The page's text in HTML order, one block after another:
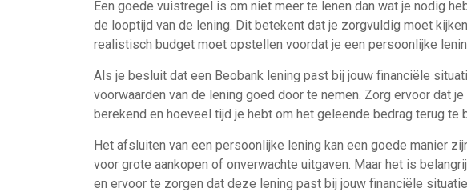
Een goede vuistregel is om niet meer te lenen dan wat je nodig
de looptijd van de lening. Dit betekent dat je zorgvuldig moet
realistisch budget moet opstellen voordat je een persoonlijke
Als je besluit dat een Beobank lening past bij jouw financiële
voorwaarden van de lening goed door te nemen. Zorg ervoor dat
berekend en hoeveel tijd je hebt om het geleende bedrag terug te
Het afsluiten van een persoonlijke lening kan een goede manier
voor grote aankopen of onverwachte uitgaven. Maar het is
en ervoor te zorgen dat deze lening past bij jouw financiële